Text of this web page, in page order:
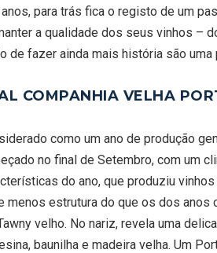
para trás fica o registo de um
a qualidade dos seus vinhos –
de fazer ainda mais história são uma
COMPANHIA VELHA
como um ano de produção
no final de Setembro, com um
do ano, que produziu
menos estrutura do que os dos anos
velho. No nariz, revela uma
baunilha e madeira velha. Um